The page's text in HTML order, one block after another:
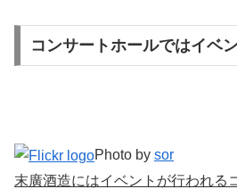
コンサートホールではイベ
Photo by sor
末廣酒造にはイベントが行われる